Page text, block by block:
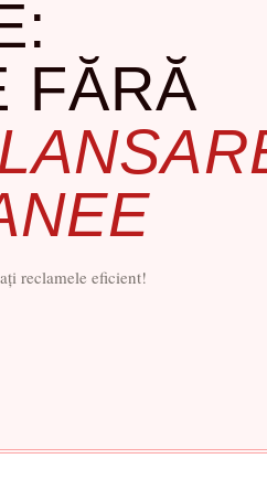
FĂRĂ
reclamele eficient!